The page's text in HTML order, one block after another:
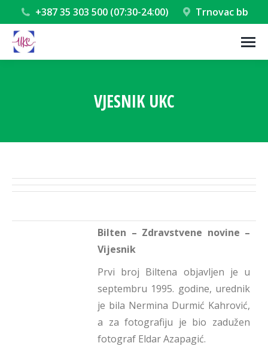
+387 35 303 500 (07:30-24:00) Trnovac bb
VJESNIK UKC
Bilten – Zdravstvene novine –
Vijesnik
Prvi broj Biltena objavljen je u
septembru 1995. godine, urednik
je bila Nermina Durmić Kahrović,
a za fotografiju je bio zadužen
fotograf Eldar Azapagić.